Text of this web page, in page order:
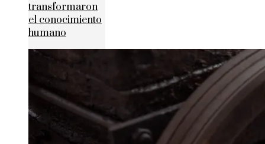
transformaron
el conocimiento
humano